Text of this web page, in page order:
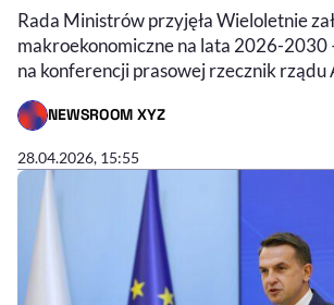
Rada Ministrów przyjęła Wieloletnie
makroekonomiczne na lata 2026-2030
na konferencji prasowej rzecznik rządu
NEWSROOM XYZ
- AUTOR ARTYKUŁU - PROFIL
28.04.2026, 15:55